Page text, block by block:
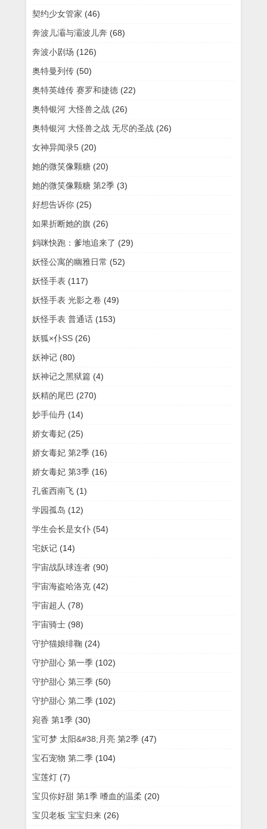
契约少女管家 (46)
奔波儿灞与灞波儿奔 (68)
奔波小剧场 (126)
奥特曼列传 (50)
奥特英雄传 赛罗和捷德 (22)
奥特银河 大怪兽之战 (26)
奥特银河 大怪兽之战 无尽的圣战 (26)
女神异闻录5 (20)
她的微笑像颗糖 (20)
她的微笑像颗糖 第2季 (3)
好想告诉你 (25)
如果折断她的旗 (26)
妈咪快跑：爹地追来了 (29)
妖怪公寓的幽雅日常 (52)
妖怪手表 (117)
妖怪手表 光影之卷 (49)
妖怪手表 普通话 (153)
妖狐×仆SS (26)
妖神记 (80)
妖神记之黑狱篇 (4)
妖精的尾巴 (270)
妙手仙丹 (14)
娇女毒妃 (25)
娇女毒妃 第2季 (16)
娇女毒妃 第3季 (16)
孔雀西南飞 (1)
学园孤岛 (12)
学生会长是女仆 (54)
宅妖记 (14)
宇宙战队球连者 (90)
宇宙海盗哈洛克 (42)
宇宙超人 (78)
宇宙骑士 (98)
守护猫娘绯鞠 (24)
守护甜心 第一季 (102)
守护甜心 第三季 (50)
守护甜心 第二季 (102)
宛香 第1季 (30)
宝可梦 太阳&#38;月亮 第2季 (47)
宝石宠物 第二季 (104)
宝莲灯 (7)
宝贝你好甜 第1季 嗜血的温柔 (20)
宝贝老板 宝宝归来 (26)